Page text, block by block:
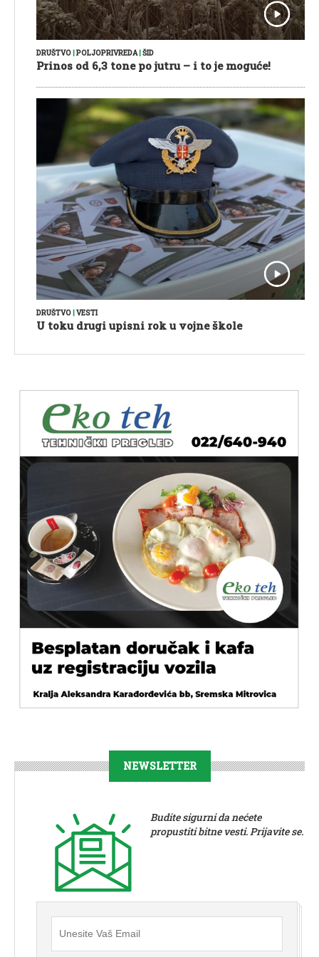
DRUŠTVO POLJOPRIVREDA| ŠID
Prinos od 6,3 tone po jutru – i to je moguće!
DRUŠTVO VESTI
U toku drugi upisni rok u vojne škole
NEWSLETTER
Budite sigurni da nećete
propustiti bitne vesti. Prijavite se.